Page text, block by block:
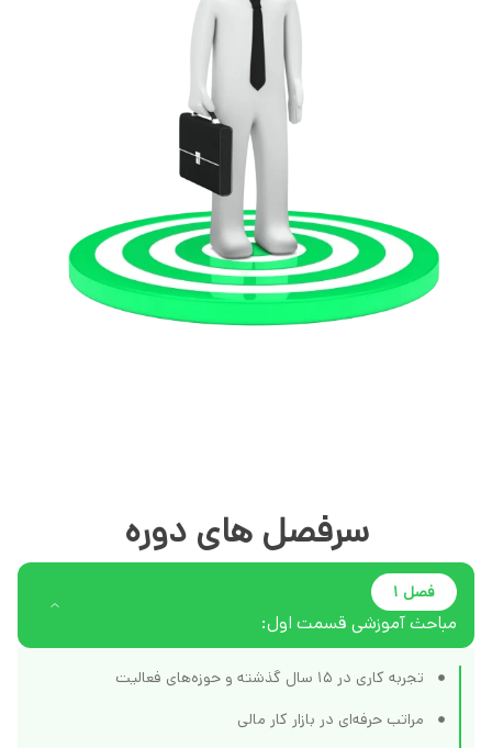
سرفصل های دوره
فصل ۱
مباحث آموزشی قسمت اول:
تجربه کاری در ۱۵ سال گذشته و حوزه‌های فعالیت
مراتب حرفه‌ای در بازار کار مالی